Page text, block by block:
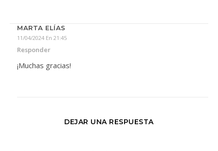
MARTA ELÍAS
11/04/2024 En 21:45
Responder
¡Muchas gracias!
DEJAR UNA RESPUESTA